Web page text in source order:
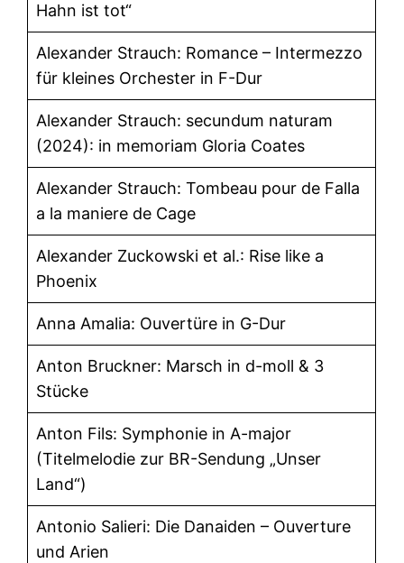
Hahn ist tot“
Alexander Strauch: Romance – Intermezzo
für kleines Orchester in F-Dur
Alexander Strauch: secundum naturam
(2024): in memoriam Gloria Coates
Alexander Strauch: Tombeau pour de Falla
a la maniere de Cage
Alexander Zuckowski et al.: Rise like a
Phoenix
Anna Amalia: Ouvertüre in G-Dur
Anton Bruckner: Marsch in d-moll & 3
Stücke
Anton Fils: Symphonie in A-major
(Titelmelodie zur BR-Sendung „Unser
Land“)
Antonio Salieri: Die Danaiden – Ouverture
und Arien